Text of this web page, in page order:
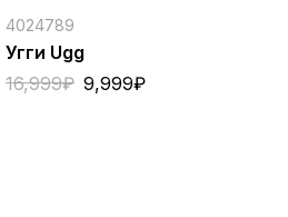
4024789
Угги Ugg
16,999₽ 9,999₽